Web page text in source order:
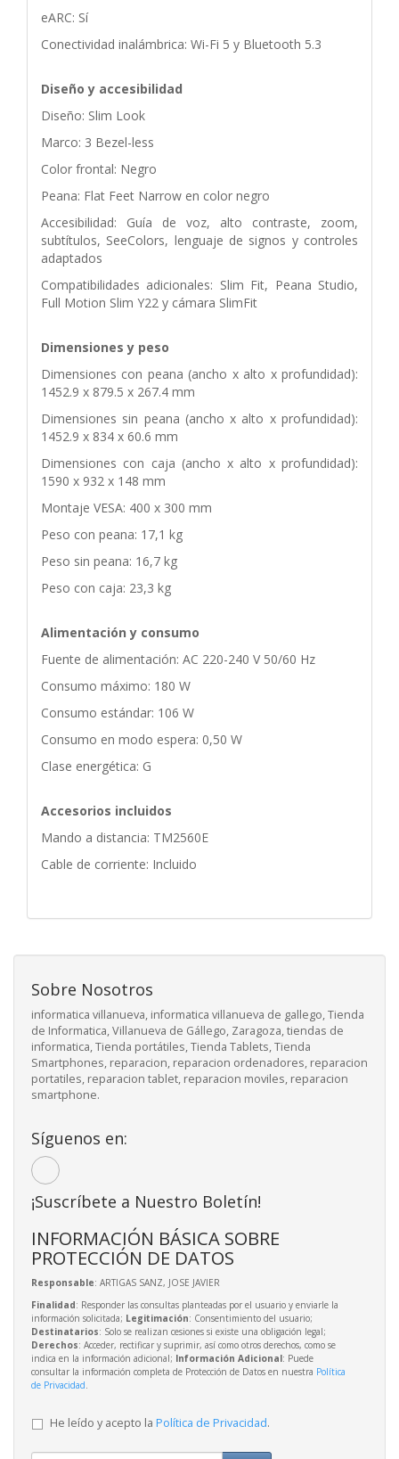
eARC: Sí
Conectividad inalámbrica: Wi-Fi 5 y Bluetooth 5.3
Diseño y accesibilidad
Diseño: Slim Look
Marco: 3 Bezel-less
Color frontal: Negro
Peana: Flat Feet Narrow en color negro
Accesibilidad: Guía de voz, alto contraste, zoom,
subtítulos, SeeColors, lenguaje de signos y controles
adaptados
Compatibilidades adicionales: Slim Fit, Peana Studio,
Full Motion Slim Y22 y cámara SlimFit
Dimensiones y peso
Dimensiones con peana (ancho x alto x profundidad):
1452.9 x 879.5 x 267.4 mm
Dimensiones sin peana (ancho x alto x profundidad):
1452.9 x 834 x 60.6 mm
Dimensiones con caja (ancho x alto x profundidad):
1590 x 932 x 148 mm
Montaje VESA: 400 x 300 mm
Peso con peana: 17,1 kg
Peso sin peana: 16,7 kg
Peso con caja: 23,3 kg
Alimentación y consumo
Fuente de alimentación: AC 220-240 V 50/60 Hz
Consumo máximo: 180 W
Consumo estándar: 106 W
Consumo en modo espera: 0,50 W
Clase energética: G
Accesorios incluidos
Mando a distancia: TM2560E
Cable de corriente: Incluido
Sobre Nosotros
informatica villanueva, informatica villanueva de gallego, Tienda
de Informatica, Villanueva de Gállego, Zaragoza, tiendas de
informatica, Tienda portátiles, Tienda Tablets, Tienda
Smartphones, reparacion, reparacion ordenadores, reparacion
portatiles, reparacion tablet, reparacion moviles, reparacion
smartphone.
Síguenos en:
¡Suscríbete a Nuestro Boletín!
INFORMACIÓN BÁSICA SOBRE
PROTECCIÓN DE DATOS
Responsable: ARTIGAS SANZ, JOSE JAVIER
Finalidad: Responder las consultas planteadas por el usuario y enviarle la
información solicitada; Legitimación: Consentimiento del usuario;
Destinatarios: Solo se realizan cesiones si existe una obligación legal;
Derechos: Acceder, rectificar y suprimir, así como otros derechos, como se
indica en la información adicional; Información Adicional: Puede
consultar la información completa de Protección de Datos en nuestra Política
de Privacidad
He leído y acepto la Política de Privacidad.